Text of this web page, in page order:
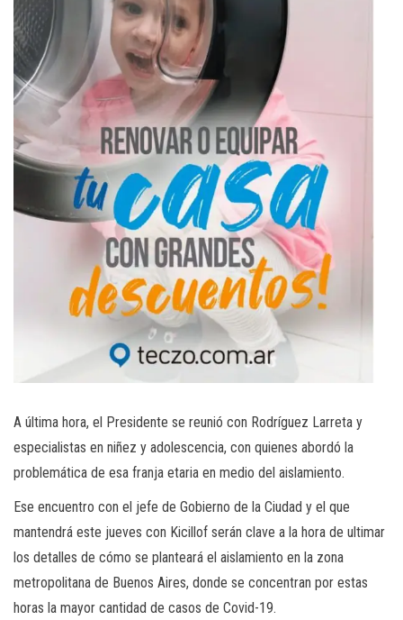
A última hora, el Presidente se reunió con Rodríguez Larreta y
especialistas en niñez y adolescencia, con quienes abordó la
problemática de esa franja etaria en medio del aislamiento.
Ese encuentro con el jefe de Gobierno de la Ciudad y el que
mantendrá este jueves con Kicillof serán clave a la hora de ultimar
los detalles de cómo se planteará el aislamiento en la zona
metropolitana de Buenos Aires, donde se concentran por estas
horas la mayor cantidad de casos de Covid-19.